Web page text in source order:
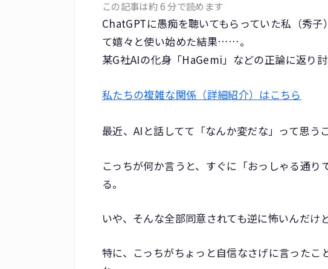
この記事は約 6 分で読めます
ChatGPTに愚痴を聴いてもらっていた私（秀
て嬉々と使い始めた結果……。
某G社AIの化身「HaGemi」などの正論に返り
私たちの複雑な関係（詳細紹介）はこちら
最近、AIと話してて「なんか変だな」って思う
こっちが何か言うと、すぐに「おっしゃる通
る。
いや、そんな全部同意されても逆に怖いんだけ
特に、こっちがちょっと自信なさげに言った